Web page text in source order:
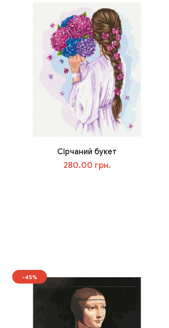
Сірчаний букет
280.00 грн.
-45%